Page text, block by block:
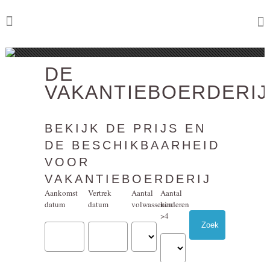
DE
VAKANTIEBOERDERIJ
BEKIJK DE PRIJS EN
DE BESCHIKBAARHEID
VOOR
VAKANTIEBOERDERIJ
Aankomst
datum
Vertrek
datum
Aantal
volwassenen
Aantal
kinderen
>4